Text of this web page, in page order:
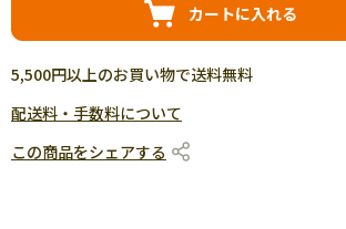
カートに入れる
5,500円以上のお買い物で送料無料
配送料・手数料について
この商品をシェアする